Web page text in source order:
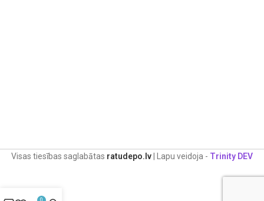
Visas tiesības saglabātas ratudepo.lv | Lapu veidoja - Trinity DEV
0